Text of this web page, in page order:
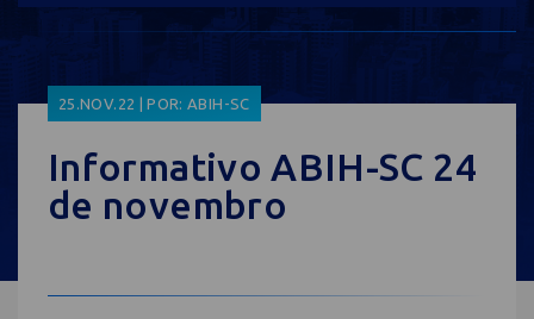
25.NOV.22 | POR: ABIH-SC
Informativo ABIH-SC 24
de novembro